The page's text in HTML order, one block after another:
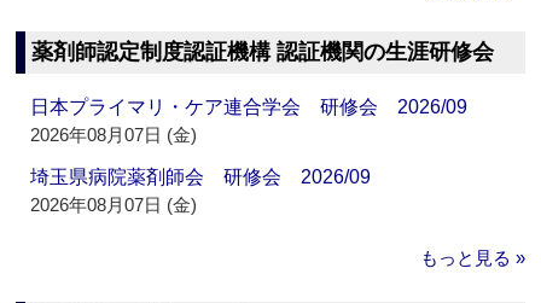
薬剤師認定制度認証機構 認証機関の生涯研修会
日本プライマリ・ケア連合学会 研修会 2026/09
2026年08月07日 (金)
埼玉県病院薬剤師会 研修会 2026/09
2026年08月07日 (金)
もっと見る »